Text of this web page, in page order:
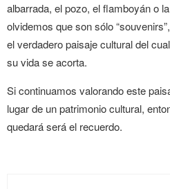
albarrada, el pozo, el flamboyán o
olvidemos que son sólo
el verdadero paisaje cultural del
su vida se acorta.
Si continuamos valorando este
lugar de un patrimonio cultural,
quedará será el recuerdo.